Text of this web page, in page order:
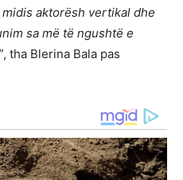
aktorësh vertikal dhe
sa më të ngushtë e
, tha Blerina Bala pas